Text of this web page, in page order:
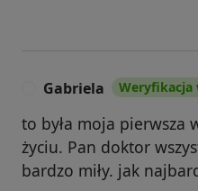
Gabriela Weryfikacja
to była moja pierwsza
życiu. Pan doktor
bardzo miły. jak